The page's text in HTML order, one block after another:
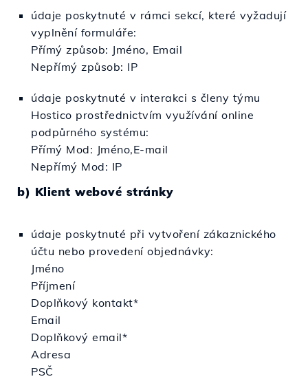
údaje poskytnuté v rámci sekcí, které vyžadují
vyplnění formuláře:
Přímý způsob: Jméno, Email
Nepřímý způsob: IP
údaje poskytnuté v interakci s členy týmu
Hostico prostřednictvím využívání online
podpůrného systému:
Přímý Mod: Jméno,E-mail
Nepřímý Mod: IP
b) Klient webové stránky
údaje poskytnuté při vytvoření zákaznického
účtu nebo provedení objednávky:
Jméno
Příjmení
Doplňkový kontakt*
Email
Doplňkový email*
Adresa
PSČ